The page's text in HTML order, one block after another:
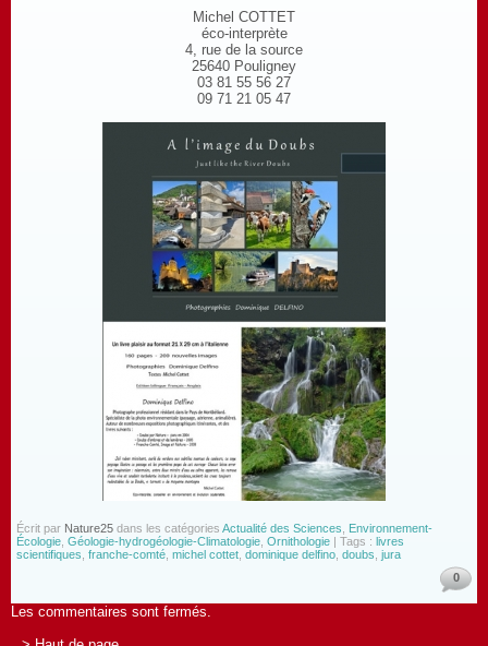
Michel COTTET
éco-interprète
4, rue de la source
25640 Pouligney
03 81 55 56 27
09 71 21 05 47
Écrit par Nature25 dans les catégories Actualité des Sciences
Environnement-
Écologie Géologie-hydrogéologie-Climatologie Ornithologie | Tags : livres
scientifiques franche-comté michel cottet dominique delfino doubs jura
0
Les commentaires sont fermés.